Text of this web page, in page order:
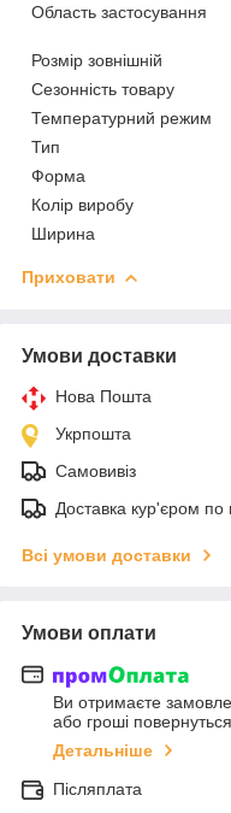
Область застосування
Розмір зовнішній
Сезонність товару
Температурний режим
Тип
Форма
Колір виробу
Ширина
Приховати
Умови доставки
Нова Пошта
Укрпошта
Самовивіз
Доставка кур'єром по
Всі умови доставки
Умови оплати
Ви отримаєте
або гроші
Детальніше
Післяплата